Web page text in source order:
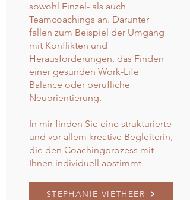
sowohl Einzel- als auch
Teamcoachings an. Darunter
fallen zum Beispiel der Umgang
mit Konflikten und
Herausforderungen, das Finden
einer gesunden Work-Life
Balance oder berufliche
Neuorientierung.
In mir finden Sie eine strukturierte
und vor allem kreative Begleiterin,
die den Coachingprozess mit
Ihnen individuell abstimmt.
STEPHANIE VIETHEER